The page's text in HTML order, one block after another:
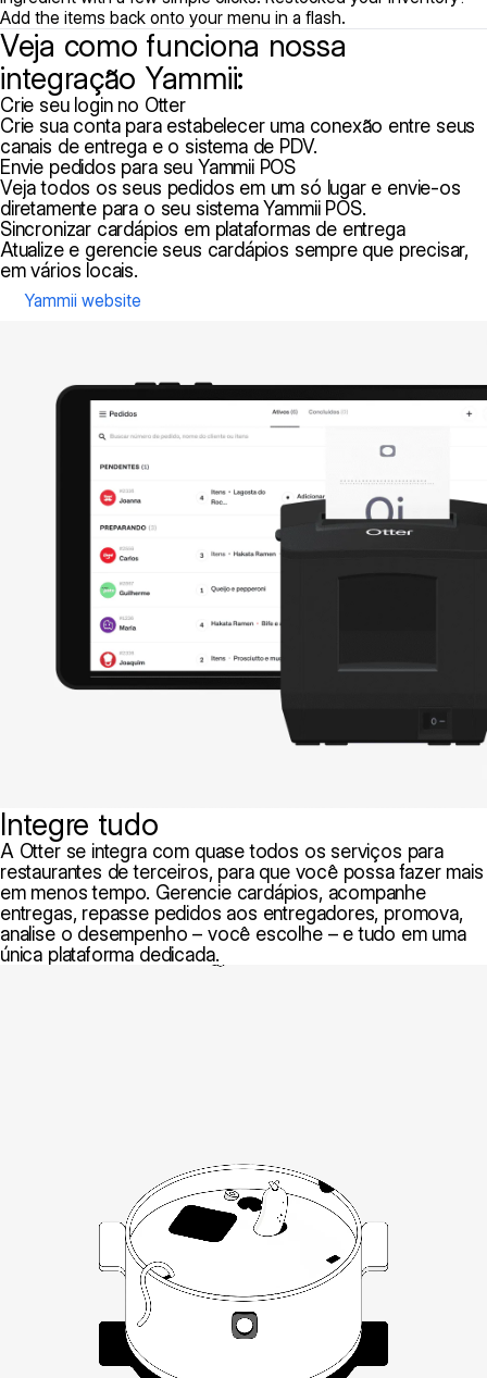
Add the items back onto your menu in a flash.
Veja como funciona nossa
integração Yammii:
Crie seu login no Otter
Crie sua conta para estabelecer uma conexão entre seus
canais de entrega e o sistema de PDV.
Envie pedidos para seu Yammii POS
Veja todos os seus pedidos em um só lugar e envie-os
diretamente para o seu sistema Yammii POS.
Sincronizar cardápios em plataformas de entrega
Atualize e gerencie seus cardápios sempre que precisar,
em vários locais.
Yammii website
Integre tudo
A Otter se integra com quase todos os serviços para
restaurantes de terceiros, para que você possa fazer mais
em menos tempo. Gerencie cardápios, acompanhe
entregas, repasse pedidos aos entregadores, promova,
analise o desempenho – você escolhe – e tudo em uma
única plataforma dedicada.